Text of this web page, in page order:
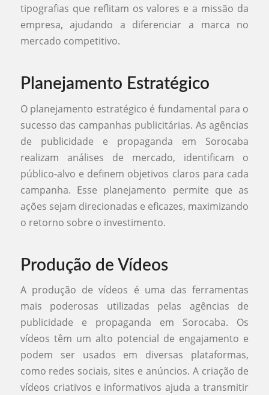
tipografias que reflitam os valores e a missão da
empresa, ajudando a diferenciar a marca no
mercado competitivo.
Planejamento Estratégico
O planejamento estratégico é fundamental para o
sucesso das campanhas publicitárias. As agências
de publicidade e propaganda em Sorocaba
realizam análises de mercado, identificam o
público-alvo e definem objetivos claros para cada
campanha. Esse planejamento permite que as
ações sejam direcionadas e eficazes, maximizando
o retorno sobre o investimento.
Produção de Vídeos
A produção de vídeos é uma das ferramentas
mais poderosas utilizadas pelas agências de
publicidade e propaganda em Sorocaba. Os
vídeos têm um alto potencial de engajamento e
podem ser usados em diversas plataformas,
como redes sociais, sites e anúncios. A criação de
vídeos criativos e informativos ajuda a transmitir